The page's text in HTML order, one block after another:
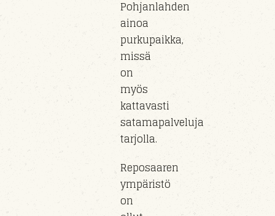
Pohjanlahden
ainoa
purkupaikka,
missä
on
myös
kattavasti
satamapalveluja
tarjolla.
Reposaaren
ympäristö
on